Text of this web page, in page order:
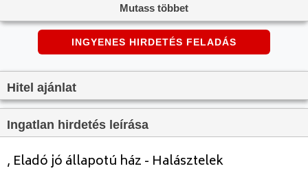
Nem
Építés éve:
2018
Szobaszám:
Állapot:
Jó állapotú
Hány szintes az ingatlan:
Komfortosság:
Pince:
Nincs
Mutass többet
INGYENES HIRDETÉS FELADÁS
Hitel ajánlat
Ingatlan hirdetés leírása
, Eladó jó állapotú ház - Halásztelek